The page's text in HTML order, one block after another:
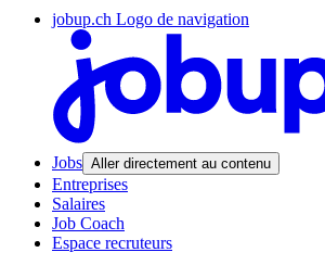
jobup.ch Logo de navigation
Jobs Aller directement au contenu
Entreprises
Salaires
Job Coach
Espace recruteurs